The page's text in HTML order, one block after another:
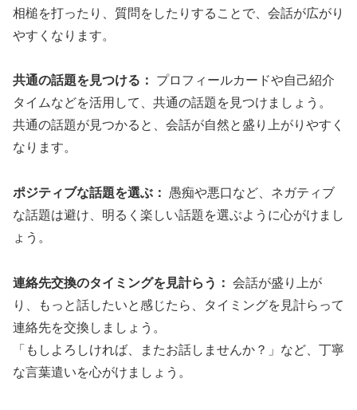
相槌を打ったり、質問をしたりすることで、会話が広がり
やすくなります。
共通の話題を見つける：
プロフィールカードや自己紹介
タイムなどを活用して、共通の話題を見つけましょう。
共通の話題が見つかると、会話が自然と盛り上がりやすく
なります。
ポジティブな話題を選ぶ：
愚痴や悪口など、ネガティブ
な話題は避け、明るく楽しい話題を選ぶように心がけまし
ょう。
連絡先交換のタイミングを見計らう： 会話が盛り上が
り、もっと話したいと感じたら、タイミングを見計らって
連絡先を交換しましょう。
「もしよろしければ、またお話しませんか？」など、丁寧
な言葉遣いを心がけましょう。